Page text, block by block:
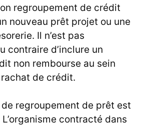
regroupement de crédit
nouveau prêt projet ou une
Il n’est pas
contraire d’inclure un
non rembourse au sein
rachat de crédit.
regroupement de prêt est
contracté dans